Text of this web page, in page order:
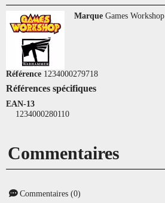
Marque Games Workshop
Référence 1234000279718
Références spécifiques
EAN-13
1234000280110
Commentaires
Commentaires (0)